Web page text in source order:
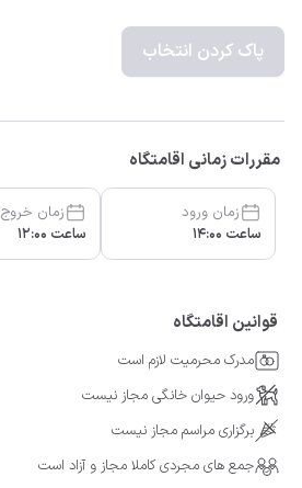
پاک کردن انتخاب
مقررات زمانی اقامتگاه
زمان ورود
ساعت 14:00
زمان خروج
ساعت 12:00
قوانین اقامتگاه
مدرک محرمیت لازم است
ورود حیوان خانگی مجاز نیست
برگزاری مراسم مجاز نیست
جمع های مجردی کاملا مجاز و آزاد است